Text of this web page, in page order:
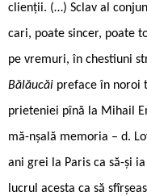
clienții. (…) Sclav al
cari, poate sincer, poate
pe vremuri, în chestiuni
Bălăucăi preface în noroi
prieteniei pînă la Mihail
mă-nșală memoria – d.
ani grei la Paris ca să-și
lucrul acesta ca să